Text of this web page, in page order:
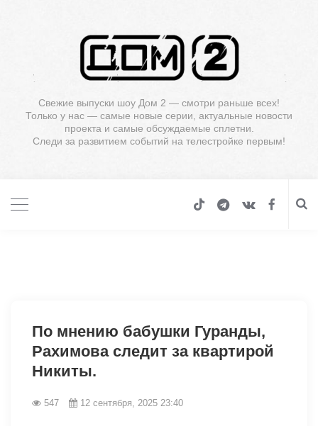
Свежие выпуски шоу Дом 2 — смотри раньше всех!
Только у нас — самые новые серии, актуальные новости
проекта и самые обсуждаемые сплетни.
Следи за развитием событий на телестройке первым!
По мнению бабушки Гуранды,
Рахимова следит за квартирой
Никиты.
547 12 сентября, 2025 23:40